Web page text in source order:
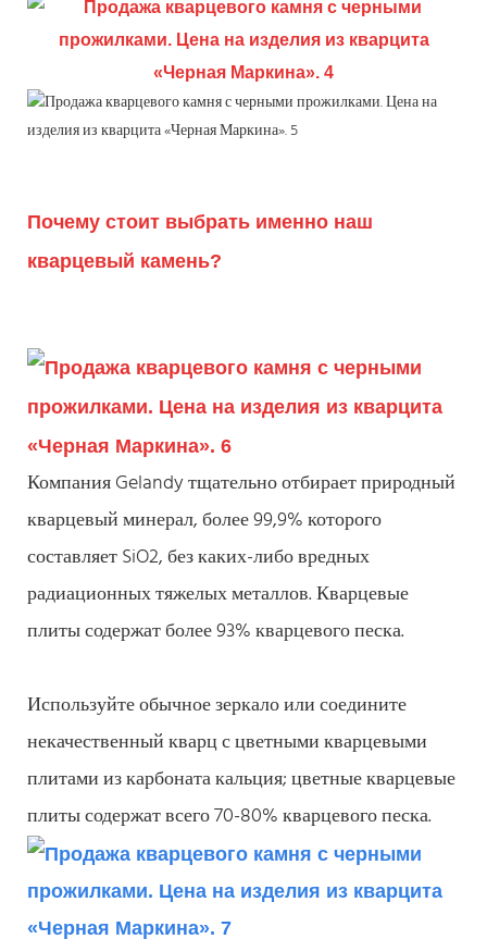
Почему стоит выбрать именно наш
кварцевый камень?
Компания Gelandy тщательно отбирает природный
кварцевый минерал, более 99,9% которого
составляет SiO2, без каких-либо вредных
радиационных тяжелых металлов. Кварцевые
плиты содержат более 93% кварцевого песка.
Используйте обычное зеркало или соедините
некачественный кварц с цветными кварцевыми
плитами из карбоната кальция; цветные кварцевые
плиты содержат всего 70-80% кварцевого песка.